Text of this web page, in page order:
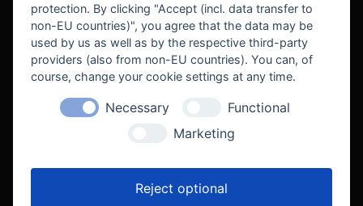
protection. By clicking "Accept (incl. data transfer to
non-EU countries)", you agree that the data may be
used by us as well as by the respective third-party
providers (also from non-EU countries). You can, of
course, change your cookie settings at any time.
Necessary
Functional
Marketing
Reject optional